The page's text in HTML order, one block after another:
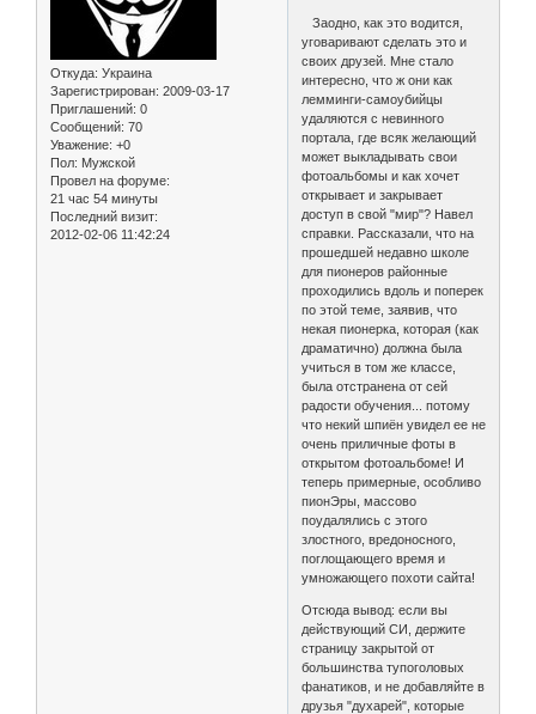
Откуда: Украина
Зарегистрирован: 2009-03-17
Приглашений: 0
Сообщений: 70
Уважение: +0
Пол: Мужской
Провел на форуме:
21 час 54 минуты
Последний визит:
2012-02-06 11:42:24
Заодно, как это водится,
уговаривают сделать это и
своих друзей. Мне стало
интересно, что ж они как
лемминги-самоубийцы
удаляются с невинного
портала, где всяк желающий
может выкладывать свои
фотоальбомы и как хочет
открывает и закрывает
доступ в свой "мир"? Навел
справки. Рассказали, что на
прошедшей недавно школе
для пионеров районные
проходились вдоль и поперек
по этой теме, заявив, что
некая пионерка, которая (как
драматично) должна была
учиться в том же классе,
была отстранена от сей
радости обучения... потому
что некий шпиён увидел ее не
очень приличные фоты в
открытом фотоальбоме! И
теперь примерные, особливо
пионЭры, массово
поудалялись с этого
злостного, вредоносного,
поглощающего время и
умножающего похоти сайта!
Отсюда вывод: если вы
действующий СИ, держите
страницу закрытой от
большинства тупоголовых
фанатиков, и не добавляйте в
друзья "духарей", которые